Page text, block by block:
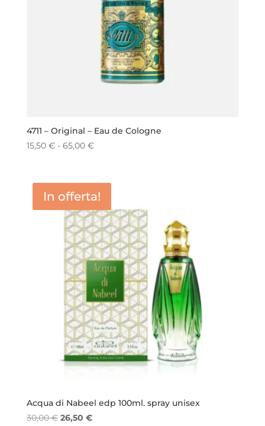
4711 – Original – Eau de Cologne
15,50 € - 65,00 €Fascia
da
15,50 €
a
65,00 €
In offerta!
Acqua di Nabeel edp 100ml. spray unisex
30,00€ Il
26,50 €Il